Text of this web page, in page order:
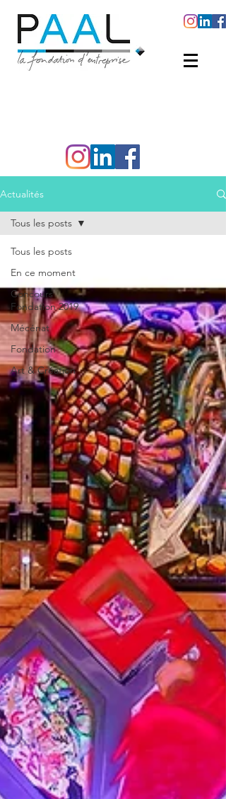
Actualités
Tous les posts
En ce moment
Concours
Fondation 2019
Mécénat
Fondation
Art & Création
Tous les posts